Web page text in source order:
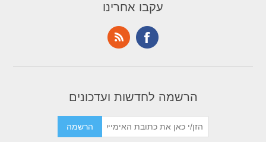
עקבו אחרינו
הרשמה לחדשות ועדכונים